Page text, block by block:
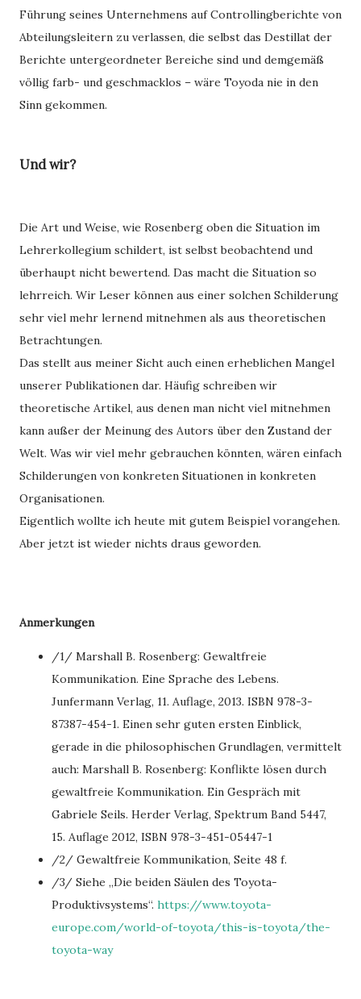
Führung seines Unternehmens auf Controllingberichte von
Abteilungsleitern zu verlassen, die selbst das Destillat der
Berichte untergeordneter Bereiche sind und demgemäß
völlig farb- und geschmacklos – wäre Toyoda nie in den
Sinn gekommen.
Und wir?
Die Art und Weise, wie Rosenberg oben die Situation im
Lehrerkollegium schildert, ist selbst beobachtend und
überhaupt nicht bewertend. Das macht die Situation so
lehrreich. Wir Leser können aus einer solchen Schilderung
sehr viel mehr lernend mitnehmen als aus theoretischen
Betrachtungen.
Das stellt aus meiner Sicht auch einen erheblichen Mangel
unserer Publikationen dar. Häufig schreiben wir
theoretische Artikel, aus denen man nicht viel mitnehmen
kann außer der Meinung des Autors über den Zustand der
Welt. Was wir viel mehr gebrauchen könnten, wären einfach
Schilderungen von konkreten Situationen in konkreten
Organisationen.
Eigentlich wollte ich heute mit gutem Beispiel vorangehen.
Aber jetzt ist wieder nichts draus geworden.
Anmerkungen
/1/ Marshall B. Rosenberg: Gewaltfreie
Kommunikation. Eine Sprache des Lebens.
Junfermann Verlag, 11. Auflage, 2013. ISBN 978-3-
87387-454-1. Einen sehr guten ersten Einblick,
gerade in die philosophischen Grundlagen, vermittelt
auch: Marshall B. Rosenberg: Konflikte lösen durch
gewaltfreie Kommunikation. Ein Gespräch mit
Gabriele Seils. Herder Verlag, Spektrum Band 5447,
15. Auflage 2012, ISBN 978-3-451-05447-1
/2/ Gewaltfreie Kommunikation, Seite 48 f.
/3/ Siehe „Die beiden Säulen des Toyota-
Produktivsystems“. https://www.toyota-
europe.com/world-of-toyota/this-is-toyota/the-
toyota-way